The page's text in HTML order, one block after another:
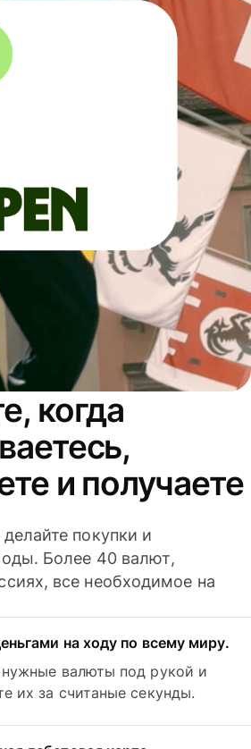
когда
и получаете
покупки и
Более 40 валют,
все необходимое на
на ходу по всему миру.
валюты под рукой и
их за считаные секунды.